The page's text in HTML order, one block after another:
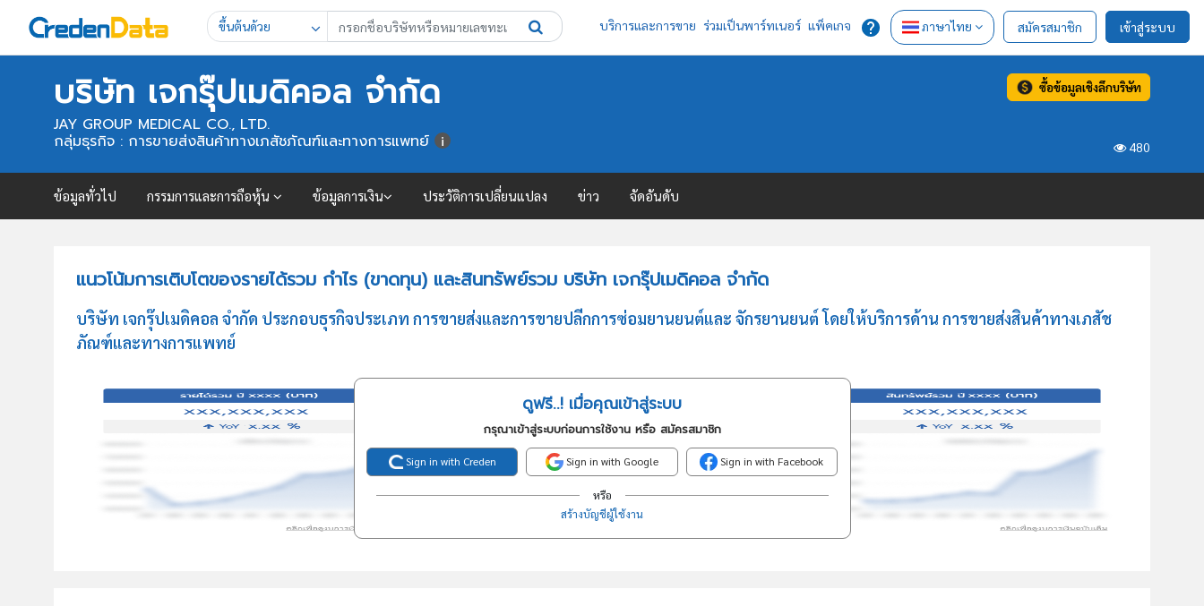
ขึ้นต้นด้วย บริการและการขาย ร่วมเป็นพาร์ทเนอร์ แพ็คเกจ ภาษาไทย สมัครสมาชิก เข้าสู่ระบบ
บริษัท เจกรุ๊ปเมดิคอล จำกัด ซื้อข้อมูลเชิงลึกบริษัท
JAY GROUP MEDICAL CO., LTD.
480
กลุ่มธุรกิจ : การขายส่งสินค้าทางเภสัชภัณฑ์และทางการแพทย์
ข้อมูลทั่วไป กรรมการและการถือหุ้น ข้อมูลการเงิน ประวัติการเปลี่ยนแปลง ข่าว จัดอันดับ
แนวโน้มการเติบโตของรายได้รวม กำไร (ขาดทุน) และสินทรัพย์รวม บริษัท เจกรุ๊ปเมดิคอล จำกัด
บริษัท เจกรุ๊ปเมดิคอล จำกัด ประกอบธุรกิจประเภท การขายส่งและการขายปลีกการซ่อมยานยนต์และ จักรยานยนต์ โดยให้บริการด้าน การขายส่งสินค้าทางเภสัช
ภัณฑ์และทางการแพทย์
ดูฟรี..! เมื่อคุณเข้าสู่ระบบ
กรุณาเข้าสู่ระบบก่อนการใช้งาน หรือ สมัครสมาชิก
Sign in with Creden Sign in with Google Sign in with Facebook
หรือ
สร้างบัญชีผู้ใช้งาน